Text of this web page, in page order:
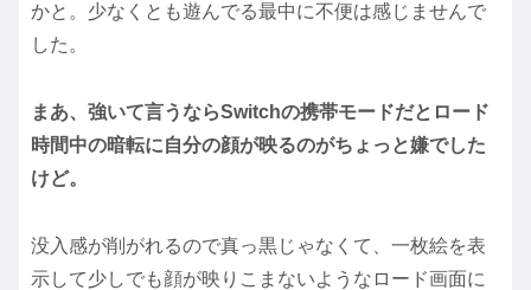
かと。少なくとも遊んでる最中に不便は感じませんで
した。
まあ、強いて言うならSwitchの携帯モードだとロード
時間中の暗転に自分の顔が映るのがちょっと嫌でした
けど。
没入感が削がれるので真っ黒じゃなくて、一枚絵を表
示して少しでも顔が映りこまないようなロード画面に